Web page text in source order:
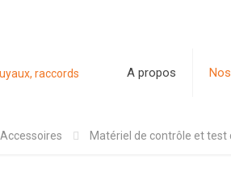
A propos
Accessoires Matériel de contrôle et test